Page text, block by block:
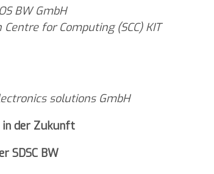
BW GmbH
for Computing (SCC) KIT
solutions GmbH
in der Zukunft
SDSC BW